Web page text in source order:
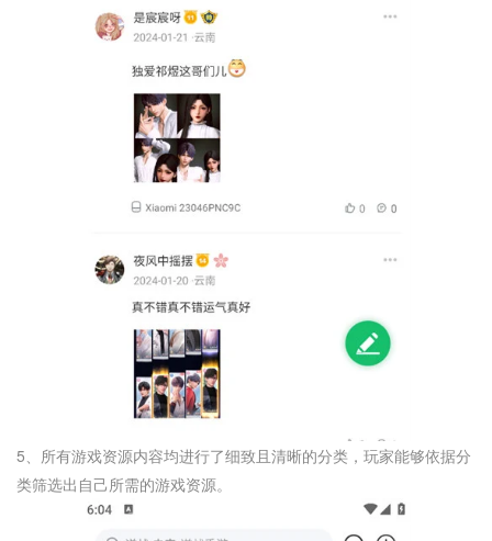
5、所有游戏资源内容均进行了细致且清晰的分类，玩家能够依据分
类筛选出自己所需的游戏资源。